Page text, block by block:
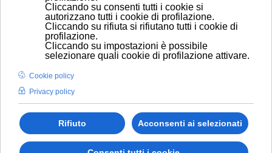
ANDREA PEPOLI FREELANCE
WEB DESIGNER
Sede Operativa Rimini
Sviluppo applicazioni web dal 2001